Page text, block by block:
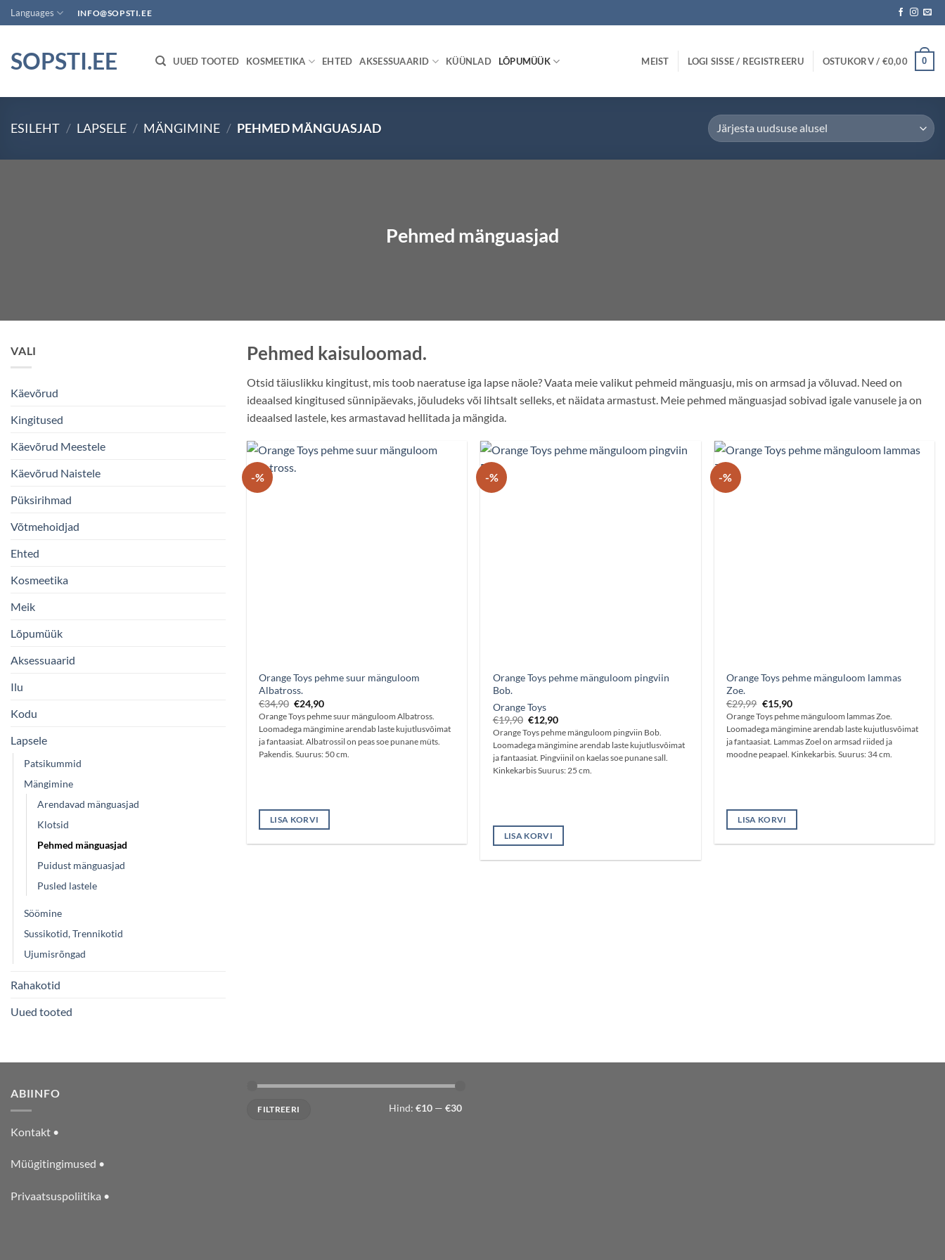
Skip
to
Languages INFO@SOPSTI.EE
SOPSTI.EE UUED TOOTED KOSMEETIKA EHTED AKSESSUAARID KÜÜNLAD LÕPUMÜÜK MEIST LOGI SISSE / REGISTREERU OSTUKORV / €0,00 0
ESILEHT / LAPSELE / MÄNGIMINE / PEHMED MÄNGUASJAD
Pehmed mänguasjad
VALI
Käevõrud
Kingitused
Käevõrud Meestele
Käevõrud Naistele
Püksirihmad
Võtmehoidjad
Ehted
Kosmeetika
Meik
Lõpumüük
Aksessuaarid
Ilu
Kodu
Lapsele
Patsikummid
Mängimine
Arendavad mänguasjad
Klotsid
Pehmed mänguasjad
Puidust mänguasjad
Pusled lastele
Söömine
Sussikotid, Trennikotid
Ujumisrõngad
Rahakotid
Uued tooted
Pehmed kaisuloomad.
Otsid täiuslikku kingitust, mis toob naeratuse iga lapse näole? Vaata meie valikut pehmeid mänguasju, mis on armsad ja võluvad. Need on
ideaalsed kingitused sünnipäevaks, jõuludeks või lihtsalt selleks, et näidata armastust. Meie pehmed mänguasjad sobivad igale vanusele ja on
ideaalsed lastele, kes armastavad hellitada ja mängida.
-%
Orange Toys pehme suur mänguloom
Albatross.
€34,90 Algne
hind
oli:
€34,90.
€24,90Praegune
hind
on:
€24,90.
Orange Toys pehme suur mänguloom Albatross.
Loomadega mängimine arendab laste kujutlusvõimat
ja fantaasiat. Albatrossil on peas soe punane müts.
Pakendis. Suurus: 50 cm.
LISA KORVI
-%
Orange Toys pehme mänguloom pingviin
Bob.
Orange Toys
€19,90 Algne
hind
oli:
€19,90.
€12,90Praegune
hind
on:
€12,90.
Orange Toys pehme mänguloom pingviin Bob.
Loomadega mängimine arendab laste kujutlusvõimat
ja fantaasiat. Pingviinil on kaelas soe punane sall.
Kinkekarbis Suurus: 25 cm.
LISA KORVI
-%
Orange Toys pehme mänguloom lammas
Zoe.
€29,99 Algne
hind
oli:
€29,99.
€15,90Praegune
hind
on:
€15,90.
Orange Toys pehme mänguloom lammas Zoe.
Loomadega mängimine arendab laste kujutlusvõimat
ja fantaasiat. Lammas Zoel on armsad riided ja
moodne peapael. Kinkekarbis. Suurus: 34 cm.
LISA KORVI
ABIINFO
Kontakt •
Müügitingimused •
Privaatsuspoliitika •
hind
hindFILTREERI Hind: €10 — €30